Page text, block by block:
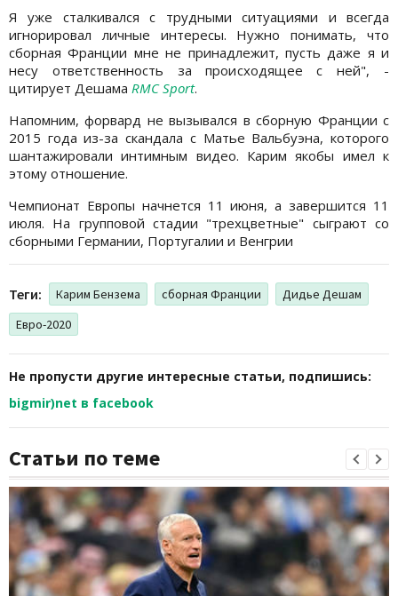
Я уже сталкивался с трудными ситуациями и всегда
игнорировал личные интересы. Нужно понимать, что
сборная Франции мне не принадлежит, пусть даже я и
несу ответственность за происходящее с ней", -
цитирует Дешама RMC Sport.
Напомним, форвард не вызывался в сборную Франции с
2015 года из-за скандала с Матье Вальбуэна, которого
шантажировали интимным видео. Карим якобы имел к
этому отношение.
Чемпионат Европы начнется 11 июня, а завершится 11
июля. На групповой стадии "трехцветные" сыграют со
сборными Германии, Португалии и Венгрии
Теги: Карим Бензема сборная Франции
Дидье Дешам
Евро-2020
Не пропусти другие интересные статьи, подпишись:
bigmir)net в facebook
Статьи по теме